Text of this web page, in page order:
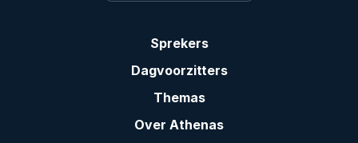
Sprekers
Dagvoorzitters
Themas
Over Athenas